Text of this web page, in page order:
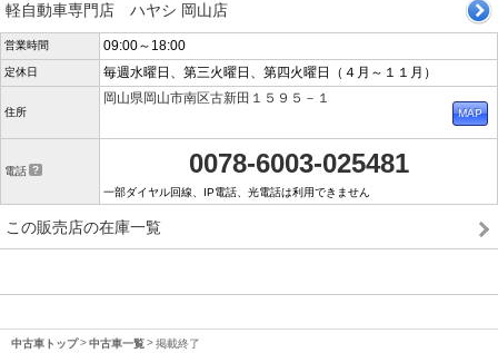
軽自動車専門店 ハヤシ 岡山店
営業時間 09:00～18:00
定休日 毎週水曜日、第三火曜日、第四火曜日（４月～１１月）
住所
岡山県岡山市南区古新田１５９５－１
電話 0078-6003-025481
一部ダイヤル回線、IP電話、光電話は利用できません
この販売店の在庫一覧
中古車トップ 中古車一覧 掲載終了